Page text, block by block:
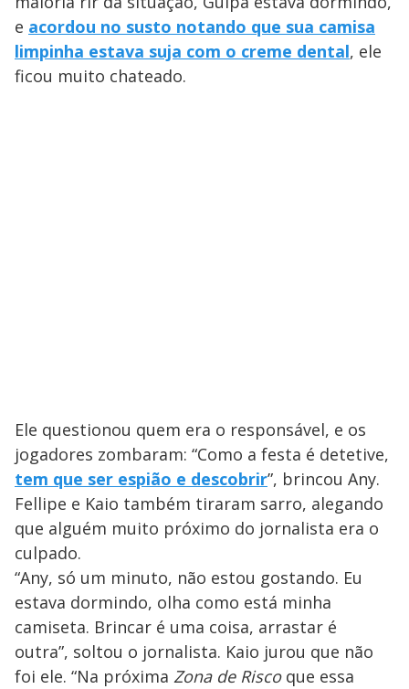
e acordou no susto notando que sua camisa
limpinha estava suja com o creme dental, ele
ficou muito chateado.
Ele questionou quem era o responsável, e os
jogadores zombaram: “Como a festa é detetive,
tem que ser espião e descobrir”, brincou Any.
Fellipe e Kaio também tiraram sarro, alegando
que alguém muito próximo do jornalista era o
culpado.
“Any, só um minuto, não estou gostando. Eu
estava dormindo, olha como está minha
camiseta. Brincar é uma coisa, arrastar é
outra”, soltou o jornalista. Kaio jurou que não
foi ele. “Na próxima Zona de Riscoque essa